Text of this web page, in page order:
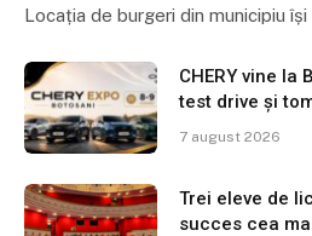
Locația de burgeri din municipiu
CHERY vine la
test drive și
7 august 2026
Trei eleve de
succes cea